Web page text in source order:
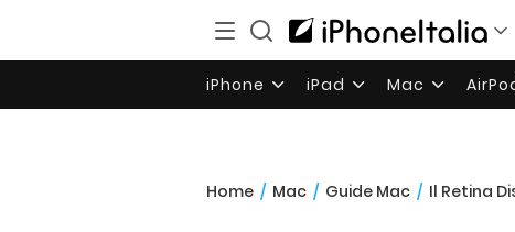
iPhone iPad Mac
Home / Mac / Guide Mac / Il Retina